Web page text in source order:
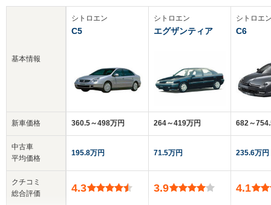
基本情報
新車価格
中古車
平均価格
クチコミ
総合評価
シトロエン
C5
360.5～498万円
195.8万円
4.3
シトロエン
エグザンティア
264～419万円
71.5万円
3.9
シトロエ
C6
682～
235.6万円
4.1